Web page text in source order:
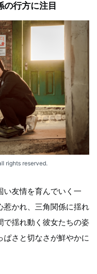
行方に注目
rights reserved.
い友情を育んでいく一
惹かれ、三角関係に揺れ
で揺れ動く彼女たちの姿
ぱさと切なさが鮮やかに